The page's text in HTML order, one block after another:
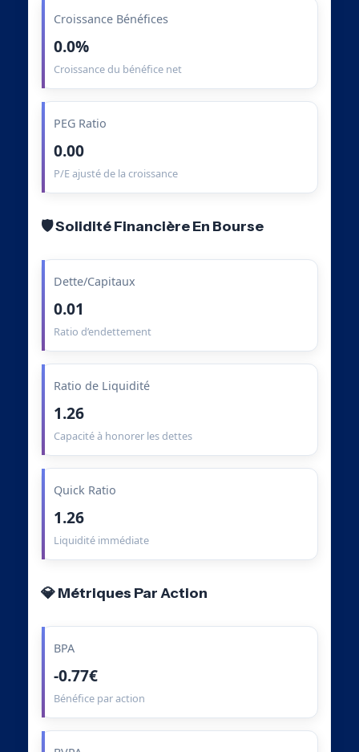
Croissance Bénéfices
0.0%
Croissance du bénéfice net
PEG Ratio
0.00
P/E ajusté de la croissance
🛡️ Solidité Financière En Bourse
Dette/Capitaux
0.01
Ratio d’endettement
Ratio de Liquidité
1.26
Capacité à honorer les dettes
Quick Ratio
1.26
Liquidité immédiate
💎 Métriques Par Action
BPA
-0.77€
Bénéfice par action